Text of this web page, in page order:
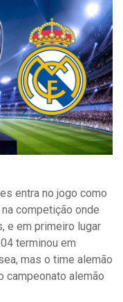
entra no jogo como
competição onde
e em primeiro lugar
terminou em
mas o time alemão
campeonato alemão